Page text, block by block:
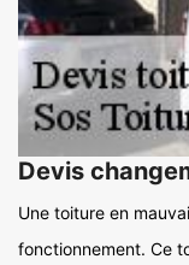
Devis
Une toiture en
fonctionnement. Ce